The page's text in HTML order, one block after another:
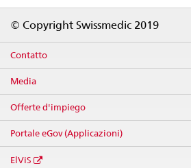
© Copyright Swissmedic 2019
Contatto
Media
Offerte d'impiego
Portale eGov (Applicazioni)
ElViS